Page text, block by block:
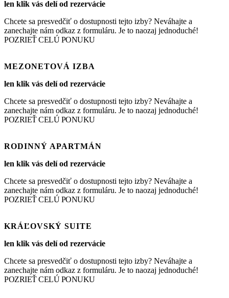
len klik vás delí od rezervácie
Chcete sa presvedčiť o dostupnosti tejto izby? Neváhajte a
zanechajte nám odkaz z formuláru. Je to naozaj jednoduché!
POZRIEŤ CELÚ PONUKU
MEZONETOVÁ IZBA
len klik vás delí od rezervácie
Chcete sa presvedčiť o dostupnosti tejto izby? Neváhajte a
zanechajte nám odkaz z formuláru. Je to naozaj jednoduché!
POZRIEŤ CELÚ PONUKU
RODINNÝ APARTMÁN
len klik vás delí od rezervácie
Chcete sa presvedčiť o dostupnosti tejto izby? Neváhajte a
zanechajte nám odkaz z formuláru. Je to naozaj jednoduché!
POZRIEŤ CELÚ PONUKU
KRÁĽOVSKÝ SUITE
len klik vás delí od rezervácie
Chcete sa presvedčiť o dostupnosti tejto izby? Neváhajte a
zanechajte nám odkaz z formuláru. Je to naozaj jednoduché!
POZRIEŤ CELÚ PONUKU